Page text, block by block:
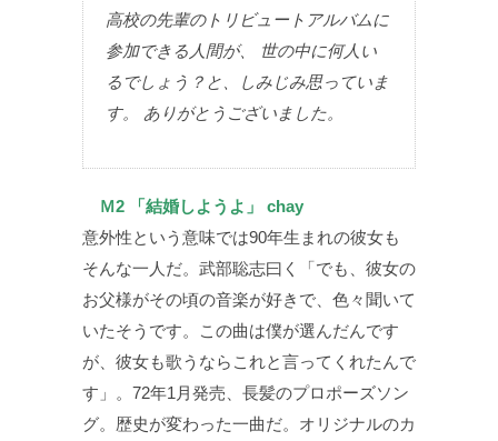
高校の先輩のトリビュートアルバムに
参加できる人間が、 世の中に何人い
るでしょう？と、しみじみ思っていま
す。 ありがとうございました。
Ｍ2 「結婚しようよ」 chay
意外性という意味では90年生まれの彼女も
そんな一人だ。武部聡志曰く「でも、彼女の
お父様がその頃の音楽が好きで、色々聞いて
いたそうです。この曲は僕が選んだんです
が、彼女も歌うならこれと言ってくれたんで
す」。72年1月発売、長髪のプロポーズソン
グ。歴史が変わった一曲だ。オリジナルのカ